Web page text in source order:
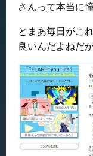
さんって本当に
とまあ毎日がこ
良いんだよねだ